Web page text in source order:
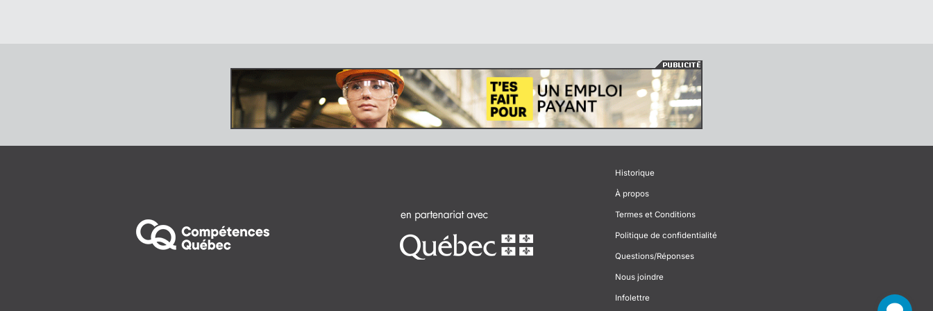
Historique
À propos
Termes et Conditions
Politique de confidentialité
Questions/Réponses
Nous joindre
Infolettre